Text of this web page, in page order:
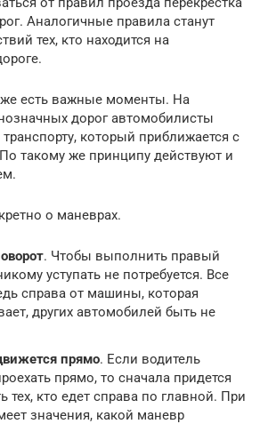
Аналогичные правила станут
тех, кто находится на
есть важные моменты. На
дорог автомобилисты
который приближается с
такому же принципу действуют и
о маневрах.
. Чтобы выполнить правый
уступать не потребуется. Все
справа от машины, которая
других автомобилей быть не
прямо. Если водитель
прямо, то сначала придется
тех, кто едет справа по главной. При
значения, какой маневр